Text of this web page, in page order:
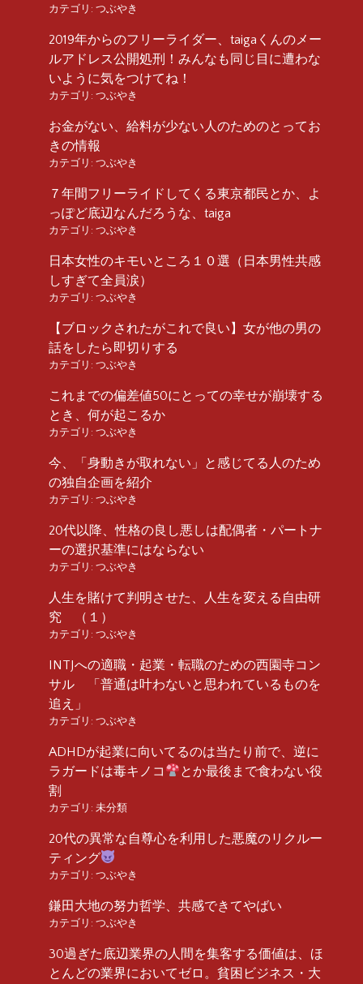
カテゴリ: つぶやき
2019年からのフリーライダー、taigaくんのメー
ルアドレス公開処刑！みんなも同じ目に遭わな
いように気をつけてね！
カテゴリ: つぶやき
お金がない、給料が少ない人のためのとってお
きの情報
カテゴリ: つぶやき
７年間フリーライドしてくる東京都民とか、よ
っぽど底辺なんだろうな、taiga
カテゴリ: つぶやき
日本女性のキモいところ１０選（日本男性共感
しすぎて全員涙）
カテゴリ: つぶやき
【ブロックされたがこれで良い】女が他の男の
話をしたら即切りする
カテゴリ: つぶやき
これまでの偏差値50にとっての幸せが崩壊する
とき、何が起こるか
カテゴリ: つぶやき
今、「身動きが取れない」と感じてる人のため
の独自企画を紹介
カテゴリ: つぶやき
20代以降、性格の良し悪しは配偶者・パートナ
ーの選択基準にはならない
カテゴリ: つぶやき
人生を賭けて判明させた、人生を変える自由研
究 （１）
カテゴリ: つぶやき
INTJへの適職・起業・転職のための西園寺コン
サル 「普通は叶わないと思われているものを
追え」
カテゴリ: つぶやき
ADHDが起業に向いてるのは当たり前で、逆に
ラガードは毒キノコ
とか最後まで食わない役
割
カテゴリ: 未分類
20代の異常な自尊心を利用した悪魔のリクルー
ティング
カテゴリ: つぶやき
鎌田大地の努力哲学、共感できてやばい
カテゴリ: つぶやき
30過ぎた底辺業界の人間を集客する価値は、ほ
とんどの業界においてゼロ。貧困ビジネス・大